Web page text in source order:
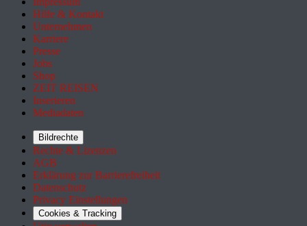
Hilfe & Kontakt
Unternehmen
Karriere
Presse
Jobs
Shop
ZEIT REISEN
Inserieren
Mediadaten
Bildrechte
Rechte & Lizenzen
AGB
Erklärung zur Barrierefreiheit
Datenschutz
Privacy Einstellungen
Cookies & Tracking